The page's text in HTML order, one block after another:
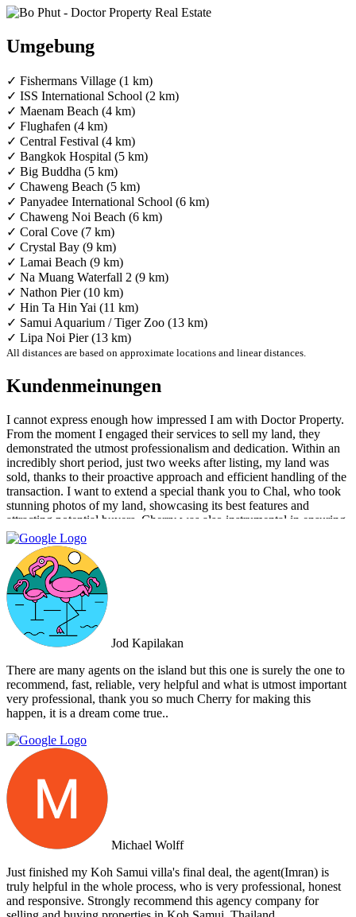
Umgebung
✓ Fishermans Village (1 km)
✓ ISS International School (2 km)
✓ Maenam Beach (4 km)
✓ Flughafen (4 km)
✓ Central Festival (4 km)
✓ Bangkok Hospital (5 km)
✓ Big Buddha (5 km)
✓ Chaweng Beach (5 km)
✓ Panyadee International School (6 km)
✓ Chaweng Noi Beach (6 km)
✓ Coral Cove (7 km)
✓ Crystal Bay (9 km)
✓ Lamai Beach (9 km)
✓ Na Muang Waterfall 2 (9 km)
✓ Nathon Pier (10 km)
✓ Hin Ta Hin Yai (11 km)
✓ Samui Aquarium / Tiger Zoo (13 km)
✓ Lipa Noi Pier (13 km)
All distances are based on approximate locations and linear distances.
Kundenmeinungen
I cannot express enough how impressed I am with Doctor Property.
From the moment I engaged their services to sell my land, they
demonstrated the utmost professionalism and dedication. Within an
incredibly short period, just two weeks after listing, my land was
sold, thanks to their proactive approach and efficient handling of the
transaction. I want to extend a special thank you to Chal, who took
stunning photos of my land, showcasing its best features and
attracting potential buyers. Cherry was also instrumental in ensuring
that the deal went through smoothly, providing invaluable support
and guidance every step of the way. What sets Doctor Property Real
Estate apart is their commitment to honesty and transparency.
Throughout the entire process, I felt well-informed and confident in
their abilities. Their team's attention to detail and personalized
approach made the selling experience stress-free and enjoyable. I
highly recommend Doctor Property Real Estate to anyone looking
for a real estate agency that goes above and beyond to deliver
outstanding results. Their professionalism, expertise, and exceptional
service make them the perfect choice for all your real estate needs.
Jod Kapilakan
There are many agents on the island but this one is surely the one to
recommend, fast, reliable, very helpful and what is utmost important
very professional, thank you so much Cherry for making this
happen, it is a dream come true..
Michael Wolff
Just finished my Koh Samui villa's final deal, the agent(Imran) is
truly helpful in the whole process, who is very professional, honest
and responsive. Strongly recommend this agency company for